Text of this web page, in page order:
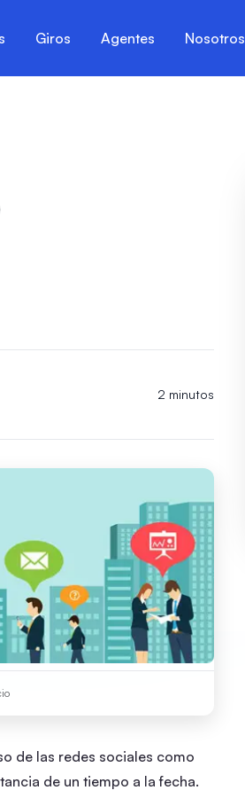
Giros Agentes Nosotros
2 minutos
de las redes sociales como
de un tiempo a la fecha.